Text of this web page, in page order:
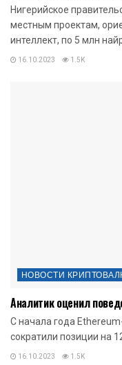
Нигерийское
местным проектам,
интеллект, по 5 млн
16.10.2023 1.5K
НОВОСТИ
Аналитик оценил
С начала года
сократили позиции на
16.10.2023 1.5K